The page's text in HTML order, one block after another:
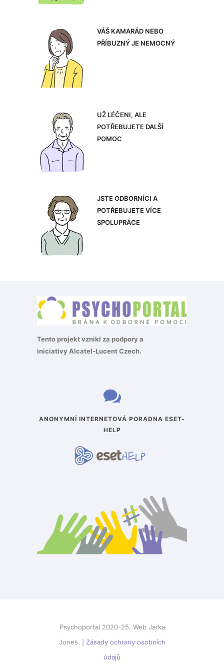
VÁŠ KAMARÁD NEBO
PŘÍBUZNÝ JE NEMOCNÝ
UŽ LÉČENI, ALE
POTŘEBUJETE DALŠÍ
POMOC
JSTE ODBORNÍCI A
POTŘEBUJETE VÍCE
SPOLUPRÁCE
Tento projekt vznikl za podpory a
iniciativyAlcatel-Lucent Czech.
ANONYMNÍ INTERNETOVÁ PORADNA ESET-
HELP
Psychoportal 2020-25. Web Jarka
Jones. | Zásady ochrany osobních
údajů